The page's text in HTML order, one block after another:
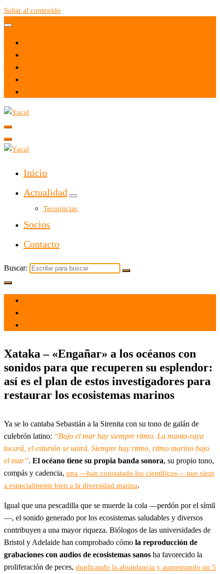
Saltar al contenido
Yacal micro hosting
Inicio
Actualidad
Tecnoticias
Socios
Contacto
Buscar:
Xataka – «Engañar» a los océanos con
sonidos para que recuperen su esplendor:
así es el plan de estos investigadores para
restaurar los ecosistemas marinos
Ya se lo cantaba Sebastián a la Sirenita con su tono de galán de
culebrón latino: “Bajo el mar hay siempre ritmo. La manta-raya
tocará, el esturión se unirá. Siempre hay ritmo, ritmo marino bajo
el mar”. El océano tiene su propia banda sonora, su propio tono,
compás y cadencia, una —han constatado los científicos— que sient
a especialmente bien a la diversidad marina.
Igual que una pescadilla que se muerde la cola —perdón por el símil
—, el sonido generado por los ecosistemas saludables y diversos
contribuyen a una mayor riqueza. Biólogos de las universidades de
Bristol y Adelaide han comprobado cómo la reproducción de
grabaciones con audios de ecosistemas sanos ha favorecido la
proliferación de peces, duplicando la abundancia y aumentando un 5